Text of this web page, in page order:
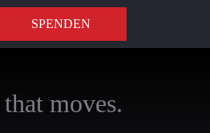
SPENDEN
moves.